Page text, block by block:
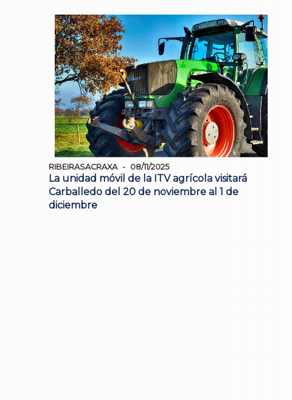
RIBEIRASACRAXA 08/11/2025
La unidad móvil de la ITV agrícola visitará
Carballedo del 20 de noviembre al 1 de
diciembre